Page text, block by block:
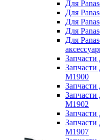
Для
Для
Для
Для
Для
Запчасти
M1900
M1902
M1907